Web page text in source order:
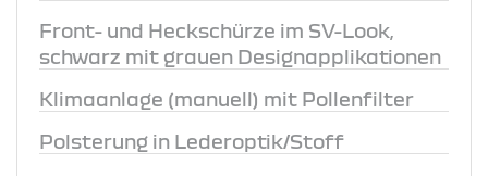
Front- und Heckschürze im SV-Look,
schwarz mit grauen Designapplikationen
Klimaanlage (manuell) mit Pollenfilter
Polsterung in Lederoptik/Stoff